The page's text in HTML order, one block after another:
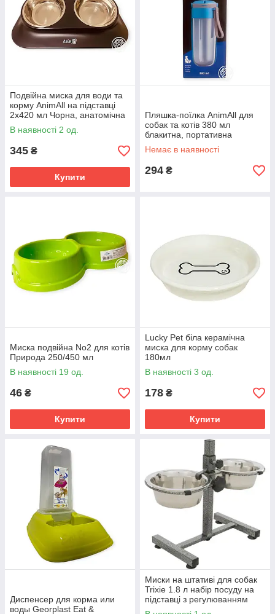
Подвійна миска для води та
корму AnimAll на підставці
2х420 мл Чорна, анатомічна
годівниця з нахилом 15° для
котів та собак
В наявності 2 од.
345 ₴
Купити
Пляшка-поїлка AnimAll для
собак та котів 380 мл
блакитна, портативна
дорожня напувалка з
кнопкою блокування води
Немає в наявності
294 ₴
Миска подвійна No2 для котів
Природа 250/450 мл
В наявності 19 од.
46 ₴
Купити
Lucky Pet біла керамічна
миска для корму собак
180мл
В наявності 3 од.
178 ₴
Купити
Диспенсер для корма или
воды Georplast Eat &
Миски на штативі для собак
Trixie 1.8 л набір посуду на
підставці з регулюванням
висоти, сталева годівниця